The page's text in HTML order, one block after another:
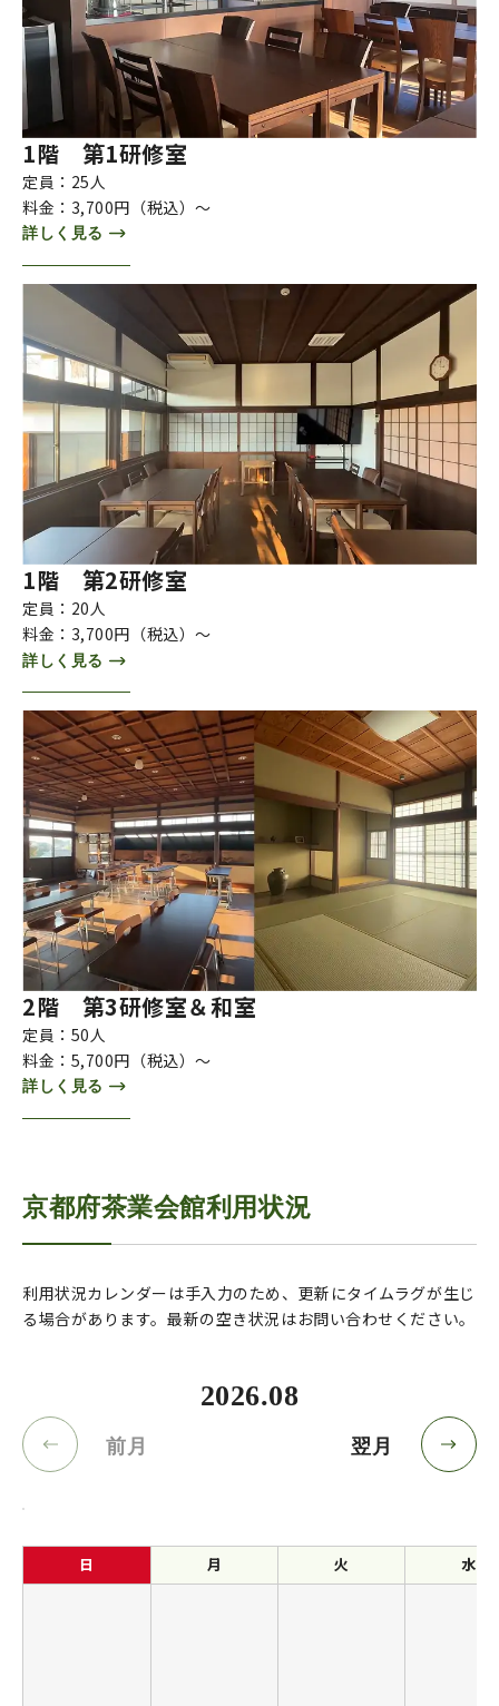
1階 第1研修室
定員：25人
料金：3,700円（税込）～
詳しく見る
1階 第2研修室
定員：20人
料金：3,700円（税込）～
詳しく見る
2階 第3研修室＆和室
定員：50人
料金：5,700円（税込）～
詳しく見る
京都府茶業会館利用状況
利用状況カレンダーは手入力のため、更新にタイムラグが生じ
る場合があります。最新の空き状況はお問い合わせください。
前月
2026.08
翌月
日 月 火 水